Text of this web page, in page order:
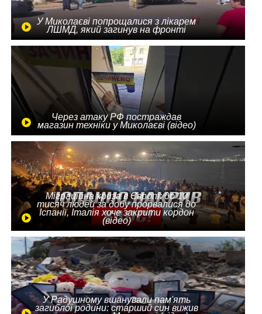
У Миколаєві попрощалися з лікарем
ЛШМД, який загинув на фронті
Через атаку РФ постраждав
магазин техніки у Миколаєві (відео)
Міграційна криза в Європі: до 10
тисяч людей за добу прорвалися до
Іспанії, Італія хоче закрити кордон
(відео)
У Радушному вшанували пам'ять
загиблої родини: старший син вижив